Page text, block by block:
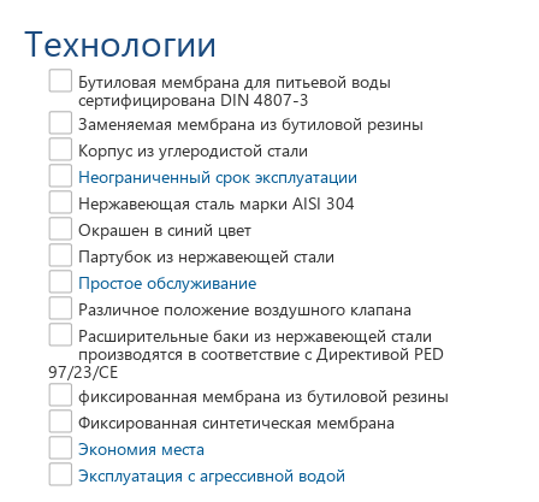
Технологии
Бутиловая мембрана для питьевой воды
сертифицирована DIN 4807-3
Заменяемая мембрана из бутиловой резины
Корпус из углеродистой стали
Неограниченный срок эксплуатации
Нержавеющая сталь марки AISI 304
Окрашен в синий цвет
Партубок из нержавеющей стали
Простое обслуживание
Различное положение воздушного клапана
Расширительные баки из нержавеющей стали
производятся в соответствие с Директивой PED
97/23/СЕ
фиксированная мембрана из бутиловой резины
Фиксированная синтетическая мембрана
Экономия места
Эксплуатация с агрессивной водой